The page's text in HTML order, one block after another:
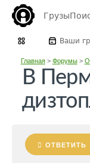
Грузы
Ваши
Главная> Форумы>
В
ОТВЕТИТЬ